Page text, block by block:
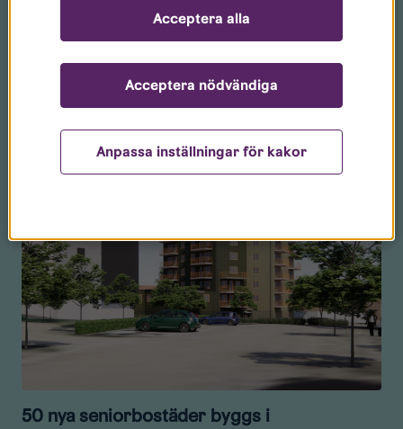
Du kanske också gillar
50 nya seniorbostäder byggs i
Anpassa inställningar för kakor
Acceptera nödvändiga
Acceptera alla